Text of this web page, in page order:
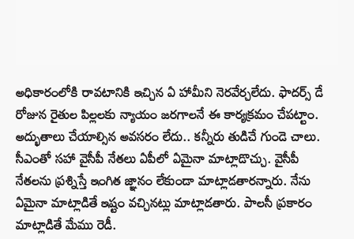
అధికారంలోకి రావటానికి ఇచ్చిన ఏ హామీని నెరవేర్చలేదు. ఫాదర్స్ డే
రోజున రైతుల పిల్లలకు న్యాయం జరగాలనే ఈ కార్యక్రమం చేపట్టాం.
అద్భుతాలు చేయాల్సిన అవసరం లేదు.. కన్నీరు తుడిచే గుండె చాలు.
సీఎంతో సహా వైసీపీ నేతలు ఏపీలో ఏమైనా మాట్లాడొచ్చు. వైసీపీ
నేతలను ప్రశ్నిస్తే ఇంగిత జ్ఞానం లేకుండా మాట్లాడతారన్నారు. నేను
ఏమైనా మాట్లాడితే ఇష్టం వచ్చినట్లు మాట్లాడతారు. పాలసీ ప్రకారం
మాట్లాడితే మేము రెడీ.